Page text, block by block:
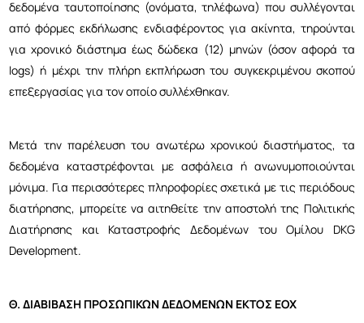
δεδομένα ταυτοποίησης (ονόματα, τηλέφωνα) που συλλέγονται
από φόρμες εκδήλωσης ενδιαφέροντος για ακίνητα, τηρούνται
για χρονικό διάστημα έως δώδεκα (12) μηνών (όσον αφορά τα
logs) ή μέχρι την πλήρη εκπλήρωση του συγκεκριμένου σκοπού
επεξεργασίας για τον οποίο συλλέχθηκαν.
Μετά την παρέλευση του ανωτέρω χρονικού διαστήματος, τα
δεδομένα καταστρέφονται με ασφάλεια ή ανωνυμοποιούνται
μόνιμα. Για περισσότερες πληροφορίες σχετικά με τις περιόδους
διατήρησης, μπορείτε να αιτηθείτε την αποστολή της Πολιτικής
Διατήρησης και Καταστροφής Δεδομένων του Ομίλου DKG
Development.
Θ. ΔΙΑΒΙΒΑΣΗ ΠΡΟΣΩΠΙΚΩΝ ΔΕΔΟΜΕΝΩΝ ΕΚΤΟΣ ΕΟΧ